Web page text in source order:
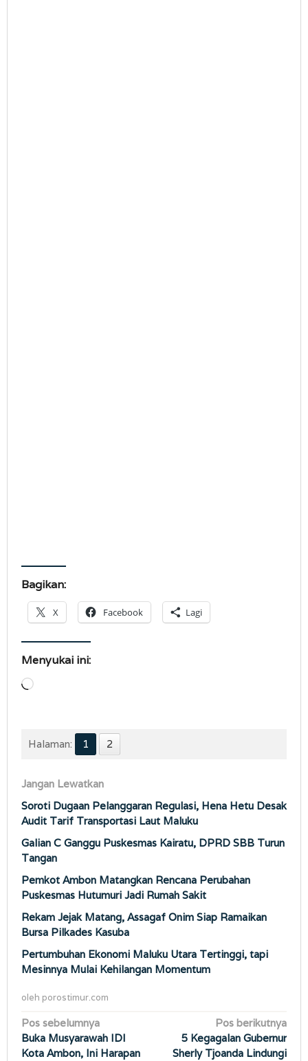
Bagikan:
X Facebook Lagi
Menyukai ini:
Memuat...
Halaman: 1 2
Jangan Lewatkan
Soroti Dugaan Pelanggaran Regulasi, Hena Hetu Desak
Audit Tarif Transportasi Laut Maluku
Galian C Ganggu Puskesmas Kairatu, DPRD SBB Turun
Tangan
Pemkot Ambon Matangkan Rencana Perubahan
Puskesmas Hutumuri Jadi Rumah Sakit
Rekam Jejak Matang, Assagaf Onim Siap Ramaikan
Bursa Pilkades Kasuba
Pertumbuhan Ekonomi Maluku Utara Tertinggi, tapi
Mesinnya Mulai Kehilangan Momentum
oleh porostimur.com
Navigasi
pos
Pos sebelumnya
Buka Musyarawah IDI
Kota Ambon, Ini Harapan
Pos berikutnya
5 Kegagalan Gubernur
Sherly Tjoanda Lindungi